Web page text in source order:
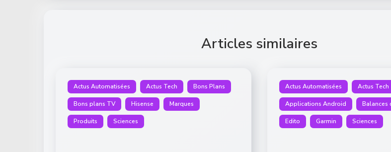
Articles similaires
Actus Automatisées Actus Tech Bons Plans
Bons plans TV Hisense Marques
Produits Sciences
Actus Automatisées Actus Tech
Applications Android Balances
Edito Garmin Sciences